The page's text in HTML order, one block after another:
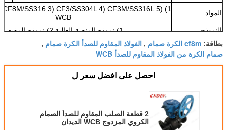
المواد
CF8M/SS316 3) CF3/SS304L 4) CF3M/SS316L 5)
WCB
النموذج
1) نموذج المنصة العالية 2) نموذج المقبض
بطاقة: cf8m الكرة صمام , الفولاذ المقاوم للصدأ الكرة صمام ,
صمام الكرة من الفولاذ المقاوم للصدأ WCB
احصل على افضل سعر ل
2 قطعة الصلب المقاوم للصدأ الصمام
الكروي المزدوج WCB الديدان